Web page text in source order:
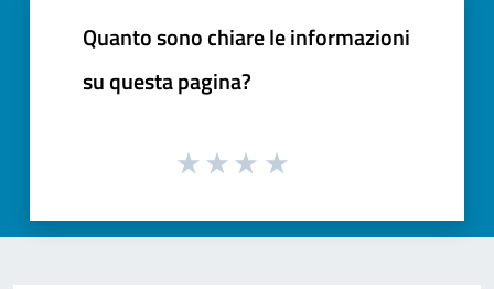
Quanto sono chiare le informazioni
su questa pagina?